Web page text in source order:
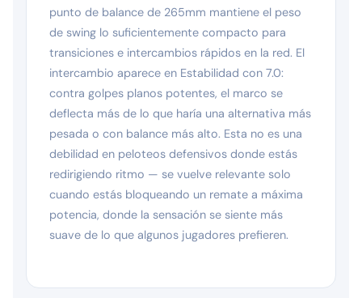
punto de balance de 265mm mantiene el peso
de swing lo suficientemente compacto para
transiciones e intercambios rápidos en la red. El
intercambio aparece en Estabilidad con 7.0:
contra golpes planos potentes, el marco se
deflecta más de lo que haría una alternativa más
pesada o con balance más alto. Esta no es una
debilidad en peloteos defensivos donde estás
redirigiendo ritmo — se vuelve relevante solo
cuando estás bloqueando un remate a máxima
potencia, donde la sensación se siente más
suave de lo que algunos jugadores prefieren.